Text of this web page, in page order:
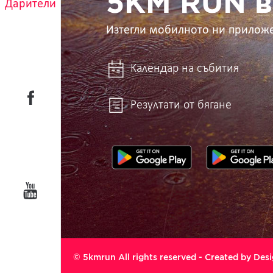
Дарители
Изтегли мобилното ни
Календар на събития
Резултати от бягане
© 5kmrun All rights reserved - Created by